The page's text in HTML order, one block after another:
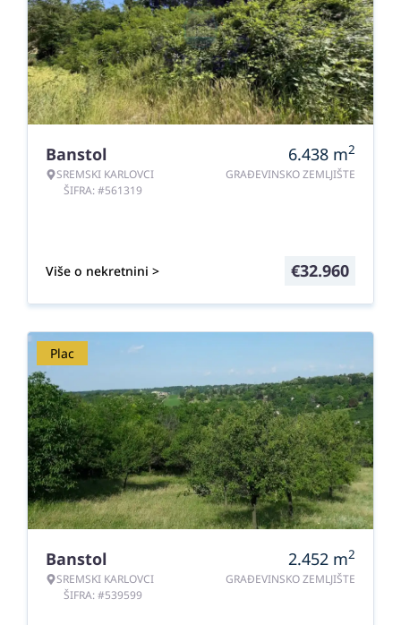
Banstol
SREMSKI KARLOVCI
ŠIFRA: #561319
6.438 m2
GRAĐEVINSKO ZEMLJIŠTE
Više o nekretnini > €32.960
Plac
Banstol
SREMSKI KARLOVCI
ŠIFRA: #539599
2.452 m2
GRAĐEVINSKO ZEMLJIŠTE